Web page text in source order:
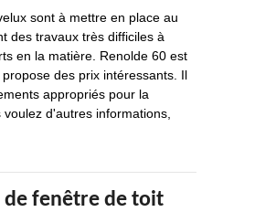
sont à mettre en place au
des travaux très difficiles à
en la matière. Renolde 60 est
des prix intéressants. Il
appropriés pour la
d'autres informations,
de fenêtre de toit